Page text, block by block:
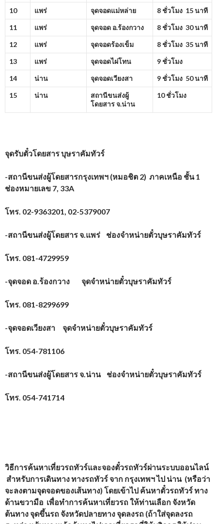
10 แพร่ จุดจอดแม่หล่าย 8 ชั่วโมง 15 นาที
11 แพร่ จุดจอด อ.ร้องกวาง 8 ชั่วโมง 30 นาที
12 แพร่ จุดจอดร้องเข็ม 8 ชั่วโมง 35 นาที
13 แพร่ จุดจอดไผ่โทน 9 ชั่วโมง
14 น่าน จุดจอดเวียงสา 9 ชั่วโมง 50 นาที
15 น่าน
สถานีขนส่งผู้
โดยสาร จ.น่าน
10 ชั่วโมง
จุดรับตั๋วโดยสาร บุษราคัมทัวร์
-สถานีขนส่งผู้โดยสารกรุงเทพฯ (หมอชิต 2) ภาคเหนือ ชั้น 1
ช่องหมายเลข 7, 33A
โทร. 02-9363201, 02-5379007
-สถานีขนส่งผู้โดยสาร จ.แพร่ ช่องจำหน่ายตั๋วบุษราคัมทัวร์
โทร. 081-4729959
-จุดจอด อ.ร้องกวาง จุดจำหน่ายตั๋วบุษราคัมทัวร์
โทร. 081-8299699
-จุดจอดเวียงสา จุดจำหน่ายตั๋วบุษราคัมทัวร์
โทร. 054-781106
-สถานีขนส่งผู้โดยสาร จ.น่าน ช่องจำหน่ายตั๋วบุษราคัมทัวร์
โทร. 054-741714
วิธีการค้นหาเที่ยวรถทัวร์และจองตั๋วรถทัวร์ผ่านระบบออนไลน์
สำหรับการเดินทาง ทางรถทัวร์ จาก กรุงเทพฯไป น่าน (หรือว่า
จะลงตามจุดจอดของเส้นทาง) โดยเข้าไป ค้นหาตั๋วรถทัวร์ ทาง
ด้านขวามือ เพื่อทำการค้นหาเที่ยวรถ ให้ท่านเลือก จังหวัด
ต้นทาง จุดขึ้นรถ จังหวัดปลายทาง จุดลงรถ (ถ้าใส่จุดลงรถ